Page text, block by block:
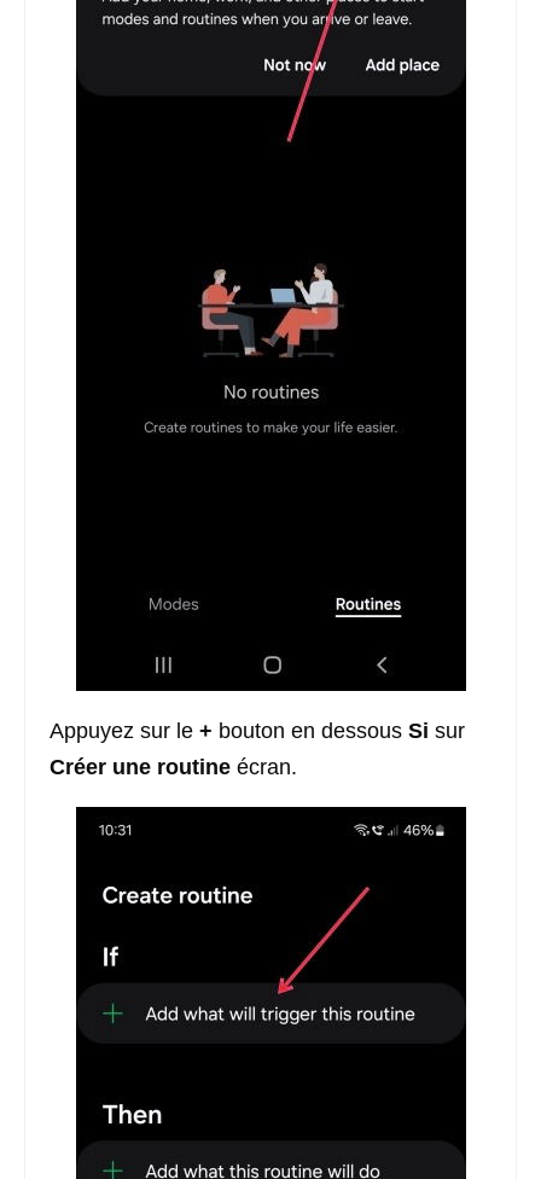
Appuyez sur le + bouton en dessous Si sur
Créer une routine écran.